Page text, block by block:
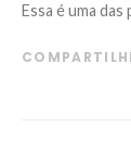
Essa é uma